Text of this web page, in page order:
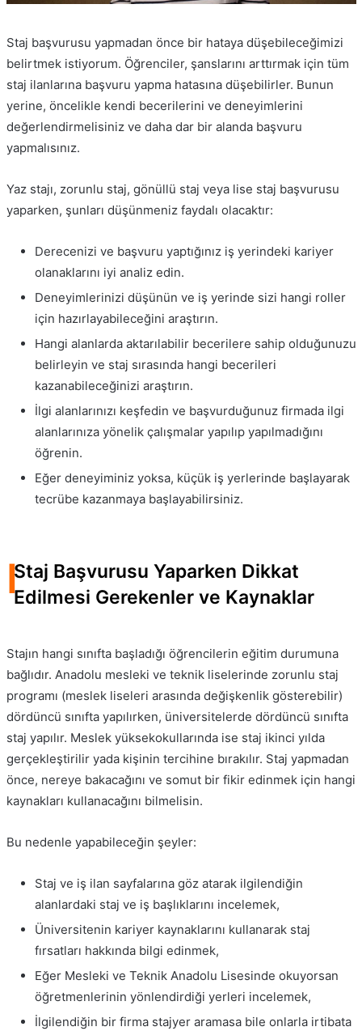
Staj başvurusu yapmadan önce bir hataya düşebileceğimizi
belirtmek istiyorum. Öğrenciler, şanslarını arttırmak için tüm
staj ilanlarına başvuru yapma hatasına düşebilirler. Bunun
yerine, öncelikle kendi becerilerini ve deneyimlerini
değerlendirmelisiniz ve daha dar bir alanda başvuru
yapmalısınız.
Yaz stajı, zorunlu staj, gönüllü staj veya lise staj başvurusu
yaparken, şunları düşünmeniz faydalı olacaktır:
Derecenizi ve başvuru yaptığınız iş yerindeki kariyer
olanaklarını iyi analiz edin.
Deneyimlerinizi düşünün ve iş yerinde sizi hangi roller
için hazırlayabileceğini araştırın.
Hangi alanlarda aktarılabilir becerilere sahip olduğunuzu
belirleyin ve staj sırasında hangi becerileri
kazanabileceğinizi araştırın.
İlgi alanlarınızı keşfedin ve başvurduğunuz firmada ilgi
alanlarınıza yönelik çalışmalar yapılıp yapılmadığını
öğrenin.
Eğer deneyiminiz yoksa, küçük iş yerlerinde başlayarak
tecrübe kazanmaya başlayabilirsiniz.
IStaj Başvurusu Yaparken Dikkat
Edilmesi Gerekenler ve Kaynaklar
Stajın hangi sınıfta başladığı öğrencilerin eğitim durumuna
bağlıdır. Anadolu mesleki ve teknik liselerinde zorunlu staj
programı (meslek liseleri arasında değişkenlik gösterebilir)
dördüncü sınıfta yapılırken, üniversitelerde dördüncü sınıfta
staj yapılır. Meslek yüksekokullarında ise staj ikinci yılda
gerçekleştirilir yada kişinin tercihine bırakılır. Staj yapmadan
önce, nereye bakacağını ve somut bir fikir edinmek için hangi
kaynakları kullanacağını bilmelisin.
Bu nedenle yapabileceğin şeyler:
Staj ve iş ilan sayfalarına göz atarak ilgilendiğin
alanlardaki staj ve iş başlıklarını incelemek,
Üniversitenin kariyer kaynaklarını kullanarak staj
fırsatları hakkında bilgi edinmek,
Eğer Mesleki ve Teknik Anadolu Lisesinde okuyorsan
öğretmenlerinin yönlendirdiği yerleri incelemek,
İlgilendiğin bir firma stajyer aramasa bile onlarla irtibata